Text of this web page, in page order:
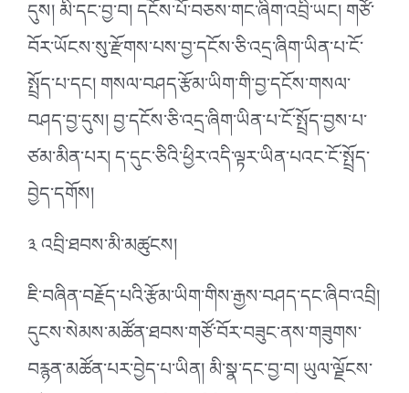
དུས། མི་དང་བྱ་བ། དངོས་པོ་བཅས་གང་ཞིག་འབྲི་ཡང། གཙོ་
བོར་ཡོངས་སུ་རྫོགས་པས་བྱ་དངོས་ཅི་འདྲ་ཞིག་ཡིན་པ་ངོ་
སྤྲོད་པ་དང། གསལ་བཤད་རྩོམ་ཡིག་གི་བྱ་དངོས་གསལ་
བཤད་བྱ་དུས། བྱ་དངོས་ཅི་འདྲ་ཞིག་ཡིན་པ་ངོ་སྤྲོད་བྱས་པ་
ཙམ་མིན་པར། ད་དུང་ཅིའི་ཕྱིར་འདི་ལྟར་ཡིན་པའང་ངོ་སྤྲོད་
བྱེད་དགོས།
༣ འབྲི་ཐབས་མི་མཚུངས།
ཇི་བཞིན་བརྗོད་པའི་རྩོམ་ཡིག་གིས་རྒྱས་བཤད་དང་ཞིབ་འབྲི།
དུངས་སེམས་མཚོན་ཐབས་གཙོ་བོར་བཟུང་ནས་གཟུགས་
བརྙན་མཚོན་པར་བྱེད་པ་ཡིན། མི་སྣ་དང་བྱ་བ། ཡུལ་ལྗོངས་